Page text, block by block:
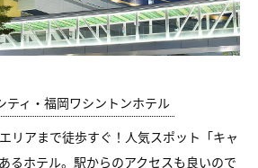
ティ・福岡ワシントンホテル
リアまで徒歩すぐ！人気スポット「キャ
るホテル。駅からのアクセスも良いので